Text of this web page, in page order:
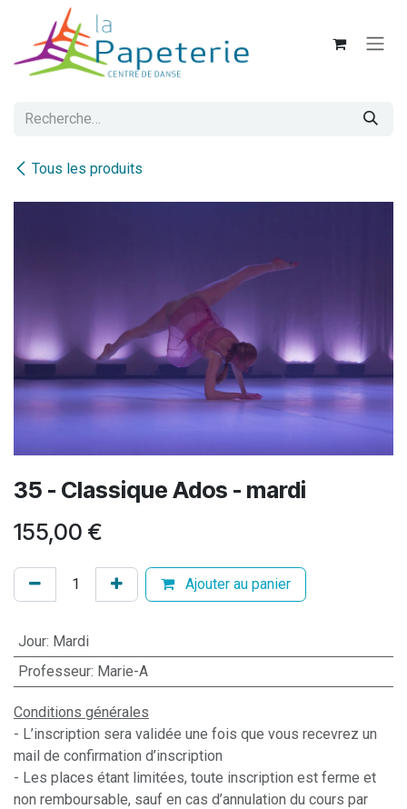
Se rendre au contenu
Tous les produits
35 - Classique Ados - mardi
155,00 €
Ajouter au panier
Jour: Mardi
Professeur: Marie-A
Conditions générales
- L’inscription sera validée une fois que vous recevrez un
mail de confirmation d’inscription
- Les places étant limitées, toute inscription est ferme et
non remboursable, sauf en cas d’annulation du cours par